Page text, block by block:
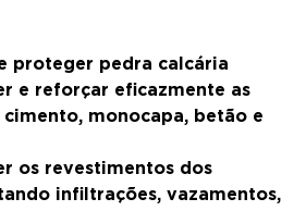
proteger pedra calcária
e reforçar eficazmente as
monocapa, betão e
os revestimentos dos
infiltrações, vazamentos,